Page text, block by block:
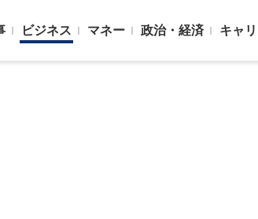
ビジネス マネー 政治・経済 キャ